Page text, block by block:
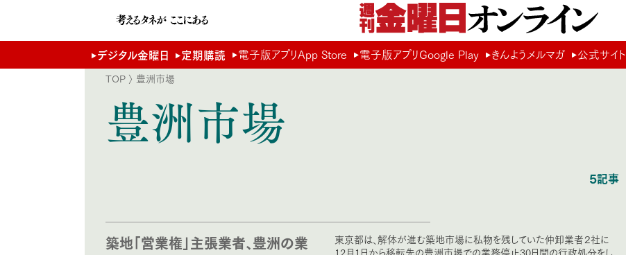
デジタル金曜日 定期購読 電子版アプリApp Store 電子版アプリGoogle Play きんようメルマガ 公式サイト
TOP 〉 豊洲市場
豊洲市場
5記事
築地「営業権」主張業者、豊洲の業
東京都は、解体が進む築地市場に私物を残していた仲卸業者２社に